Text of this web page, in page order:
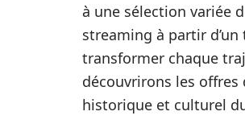
à une sélection variée
streaming à partir d’un
transformer chaque
découvrirons les
historique et culturel